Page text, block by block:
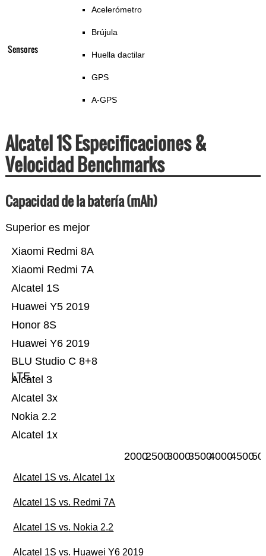
Sensores
Acelerómetro
Brújula
Huella dactilar
GPS
A-GPS
Alcatel 1S Especificaciones &
Velocidad Benchmarks
Capacidad de la batería (mAh)
Superior es mejor
Alcatel 1x
Nokia 2.2
Alcatel 3x
Alcatel 3
BLU Studio C 8+8
LTE
Huawei Y6 2019
Honor 8S
Huawei Y5 2019
Alcatel 1S
Xiaomi Redmi 7A
Xiaomi Redmi 8A
200025003000350040004500
Alcatel 1S vs. Alcatel 1x
Alcatel 1S vs. Redmi 7A
Alcatel 1S vs. Nokia 2.2
Alcatel 1S vs. Huawei Y6 2019